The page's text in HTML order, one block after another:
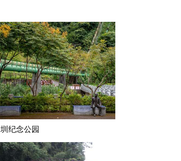
纪念公园